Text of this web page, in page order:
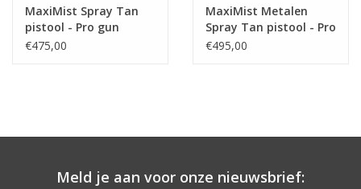
Vraag hier om een vrijblijvend
MaxiMist Spray Tan
pistool - Pro gun
Maximist Model M
€475,00
MaxiMist Metalen
Spray Tan pistool - Pro
gun Maximist- - Lite
€495,00
Meld je aan voor onze nieuwsbrief: